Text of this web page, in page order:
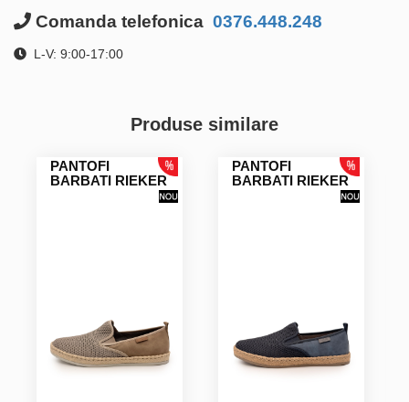
Comanda telefonica 0376.448.248
L-V: 9:00-17:00
Produse similare
PANTOFI
BARBATI RIEKER
PANTOFI
BARBATI RIEKER